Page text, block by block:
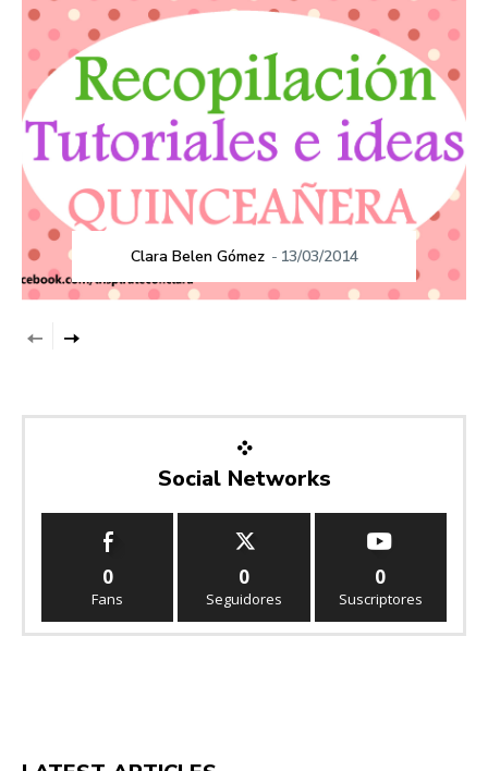
Clara Belen Gómez - 13/03/2014
Social Networks
0
Fans
0
Seguidores
0
Suscriptores